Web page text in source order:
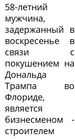
58-летний
мужчина,
задержанный в
воскресенье в
связи с
покушением на
Дональда
Трампа во
Флориде,
является
бизнесменом -
строителем